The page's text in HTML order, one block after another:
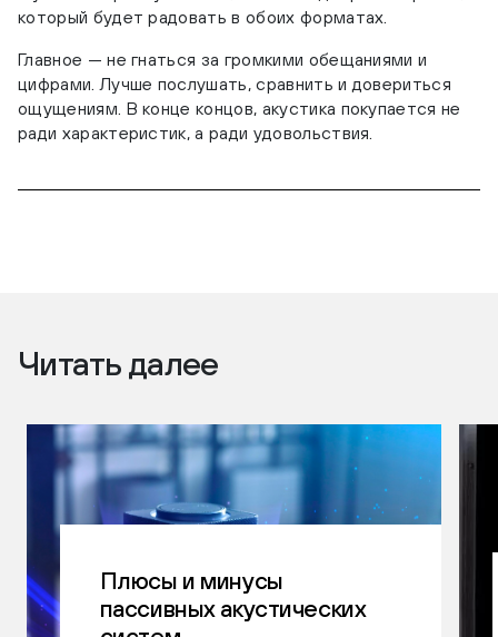
который будет радовать в обоих форматах.
Главное — не гнаться за громкими обещаниями и
цифрами. Лучше послушать, сравнить и довериться
ощущениям. В конце концов, акустика покупается не
ради характеристик, а ради удовольствия.
Читать далее
Плюсы и минусы
пассивных акустических